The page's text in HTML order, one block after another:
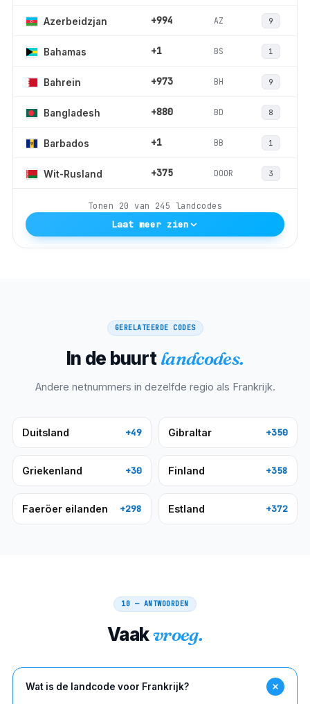
Azerbeidzjan +994 AZ 9
Bahamas +1 BS 1
Bahrein +973 BH 9
Bangladesh +880 BD 8
Barbados +1 BB 1
Wit-Rusland +375 DOOR 3
Tonen 20 van 245 landcodes
Laat meer zien
GERELATEERDE CODES
In de buurtlandcodes.
Andere netnummers in dezelfde regio als Frankrijk.
Duitsland +49 Gibraltar +350
Griekenland +30 Finland +358
Faeröer eilanden +298 Estland +372
10 — ANTWOORDEN
Vaakvroeg.
Wat is de landcode voor Frankrijk?